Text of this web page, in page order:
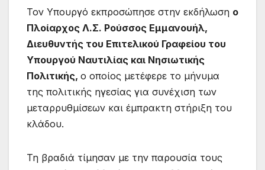
Τον Υπουργό εκπροσώπησε στην εκδήλωση ο
Πλοίαρχος Λ.Σ. Ρούσσος Εμμανουήλ,
Διευθυντής του Επιτελικού Γραφείου του
Υπουργού Ναυτιλίας και Νησιωτικής
Πολιτικής, ο οποίος μετέφερε το μήνυμα
της πολιτικής ηγεσίας για συνέχιση των
μεταρρυθμίσεων και έμπρακτη στήριξη του
κλάδου.
Τη βραδιά τίμησαν με την παρουσία τους